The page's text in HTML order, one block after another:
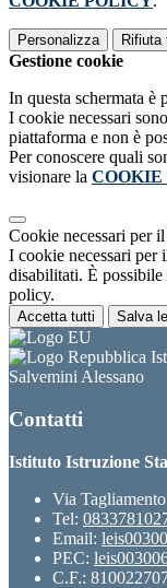
Personalizza Rifiuta
Gestione cookie
In questa schermata è
I cookie necessari
piattaforma e non è
Per conoscere quali
visionare la
Cookie necessari per
I cookie necessari per
disabilitati. È
policy.
Accetta tutti Salva
Salvemini Alessano
Contatti
Istituto Istruzione
Via
Tel:
Email:
PEC:
C.F.: